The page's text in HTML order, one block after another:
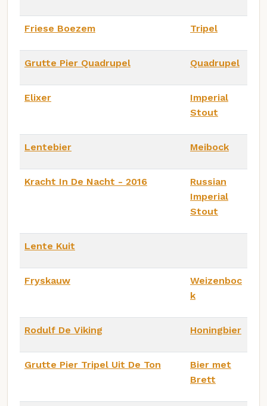
Friese Boezem Tripel
Grutte Pier Quadrupel Quadrupel
Elixer
Imperial
Stout
Lentebier Meibock
Kracht In De Nacht - 2016
Russian
Imperial
Stout
Lente Kuit
Fryskauw
Weizenboc
k
Rodulf De Viking Honingbier
Grutte Pier Tripel Uit De Ton
Bier met
Brett